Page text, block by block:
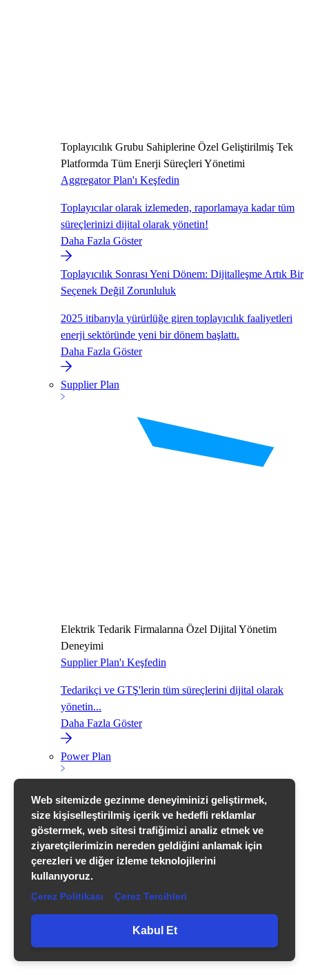
Toplayıcılık Grubu Sahiplerine Özel Geliştirilmiş Tek
Platformda Tüm Enerji Süreçleri Yönetimi
Aggregator Plan'ı Keşfedin
Toplayıcılar olarak izlemeden, raporlamaya kadar tüm
süreçlerinizi dijital olarak yönetin!
Daha Fazla Göster
Toplayıcılık Sonrası Yeni Dönem: Dijitalleşme Artık Bir
Seçenek Değil Zorunluluk
2025 itibarıyla yürürlüğe giren toplayıcılık faaliyetleri
enerji sektöründe yeni bir dönem başlattı.
Daha Fazla Göster
Supplier Plan
Elektrik Tedarik Firmalarına Özel Dijital Yönetim
Deneyimi
Supplier Plan'ı Keşfedin
Tedarikçi ve GTŞ'lerin tüm süreçlerini dijital olarak
yönetin...
Daha Fazla Göster
Power Plan
Web sitemizde gezinme deneyiminizi geliştirmek,
size kişiselleştirilmiş içerik ve hedefli reklamlar
göstermek, web sitesi trafiğimizi analiz etmek ve
ziyaretçilerimizin nereden geldiğini anlamak için
çerezleri ve diğer izleme teknolojilerini
kullanıyoruz.
Çerez Politikası Çerez Tercihleri
Kabul Et